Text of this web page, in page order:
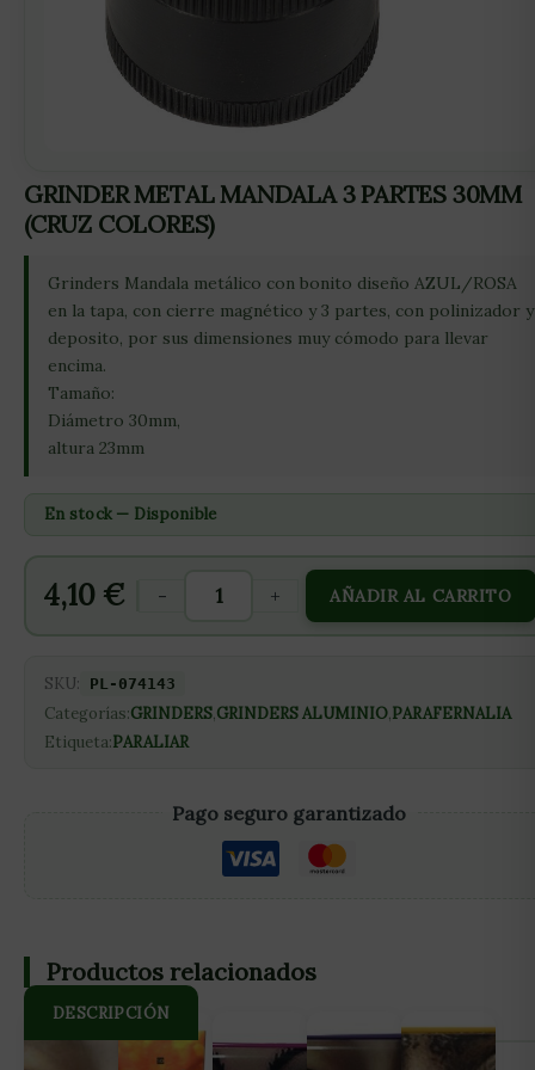
GRINDER METAL MANDALA 3 PARTES 30MM
(CRUZ COLORES)
Grinders Mandala metálico con bonito diseño AZUL/ROSA
en la tapa, con cierre magnético y 3 partes, con polinizador y
deposito, por sus dimensiones muy cómodo para llevar
encima.
Tamaño:
Diámetro 30mm,
altura 23mm
En stock — Disponible
4,10 € - + AÑADIR AL CARRITO
SKU: PL-074143
Categorías:GRINDERS,GRINDERS ALUMINIO,PARAFERNALIA
Etiqueta:PARALIAR
Pago seguro garantizado
DESCRIPCIÓN
Productos relacionados